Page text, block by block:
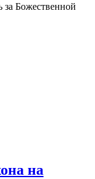
за Божественной
на